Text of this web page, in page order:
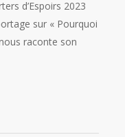
d’Espoirs 2023
sur « Pourquoi
raconte son